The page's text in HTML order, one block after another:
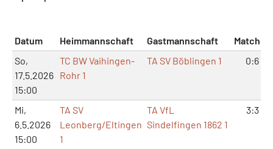
Datum Heimmannschaft Gastmannschaft
Matches
So,
17.5.2026
15:00
TC BW Vaihingen-
Rohr 1
TA SV Böblingen 1 0:6
Mi,
6.5.2026
15:00
TA SV
Leonberg/Eltingen
1
TA VfL
Sindelfingen 1862 1
3:3